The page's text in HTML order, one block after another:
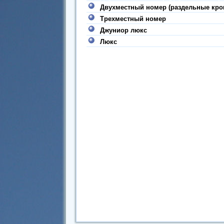
Двухместный номер (раздельные
Трехместный номер
Джуниор люкс
Люкс